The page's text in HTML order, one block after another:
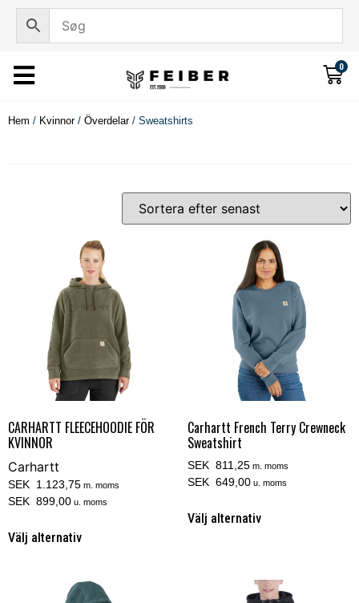
0
Hem / Kvinnor/ Överdelar/ Sweatshirts
CARHARTT FLEECEHOODIE FÖR
KVINNOR
Carhartt
SEK 1.123,75 m. moms
SEK 899,00 u. moms
Välj alternativ
Carhartt French Terry Crewneck
Sweatshirt
SEK 811,25 m. moms
SEK 649,00 u. moms
Välj alternativ